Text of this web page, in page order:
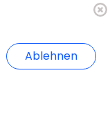
Anmelden
Ablehnen